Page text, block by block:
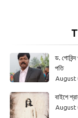
ড.
পতি
August
বাইশে
August